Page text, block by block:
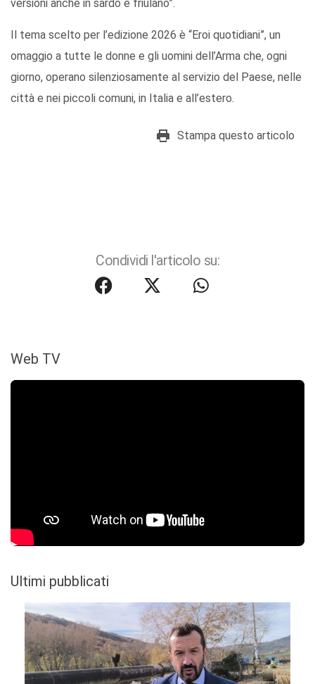
versioni anche in sardo e friulano”.
Il tema scelto per l’edizione 2026 è “Eroi quotidiani”, un
omaggio a tutte le donne e gli uomini dell’Arma che, ogni
giorno, operano silenziosamente al servizio del Paese, nelle
città e nei piccoli comuni, in Italia e all’estero.
Stampa questo articolo
Condividi l'articolo su:
Web TV
Ultimi pubblicati